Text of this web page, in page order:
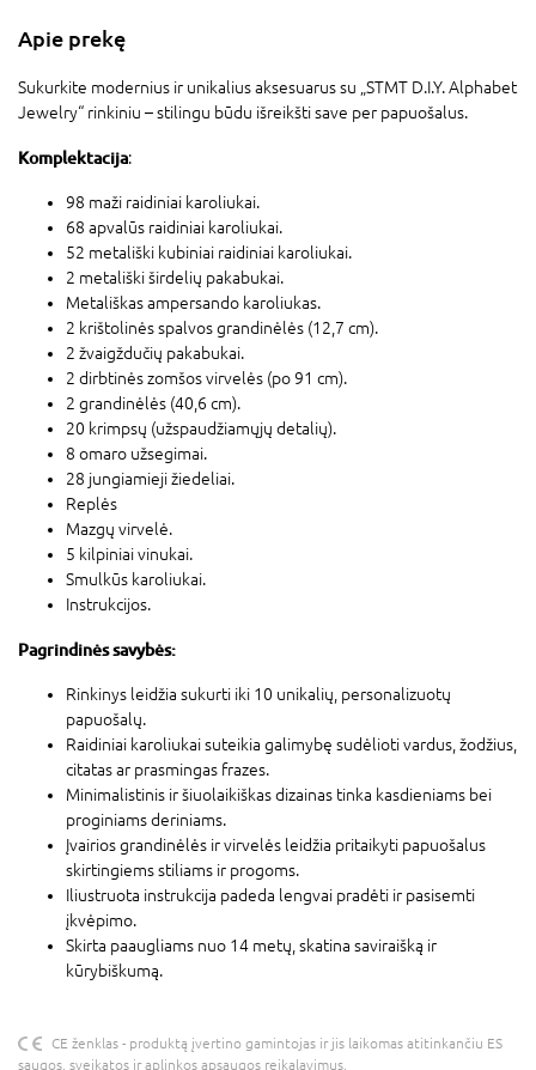
Apie prekę
Sukurkite modernius ir unikalius aksesuarus su „STMT D.I.Y. Alphabet
Jewelry“ rinkiniu – stilingu būdu išreikšti save per papuošalus.
Komplektacija:
98 maži raidiniai karoliukai.
68 apvalūs raidiniai karoliukai.
52 metališki kubiniai raidiniai karoliukai.
2 metališki širdelių pakabukai.
Metališkas ampersando karoliukas.
2 krištolinės spalvos grandinėlės (12,7 cm).
2 žvaigždučių pakabukai.
2 dirbtinės zomšos virvelės (po 91 cm).
2 grandinėlės (40,6 cm).
20 krimpsų (užspaudžiamųjų detalių).
8 omaro užsegimai.
28 jungiamieji žiedeliai.
Replės
Mazgų virvelė.
5 kilpiniai vinukai.
Smulkūs karoliukai.
Instrukcijos.
Pagrindinės savybės:
Rinkinys leidžia sukurti iki 10 unikalių, personalizuotų
papuošalų.
Raidiniai karoliukai suteikia galimybę sudėlioti vardus, žodžius,
citatas ar prasmingas frazes.
Minimalistinis ir šiuolaikiškas dizainas tinka kasdieniams bei
proginiams deriniams.
Įvairios grandinėlės ir virvelės leidžia pritaikyti papuošalus
skirtingiems stiliams ir progoms.
Iliustruota instrukcija padeda lengvai pradėti ir pasisemti
įkvėpimo.
Skirta paaugliams nuo 14 metų, skatina saviraišką ir
kūrybiškumą.
CE ženklas - produktą įvertino gamintojas ir jis laikomas atitinkančiu ES
saugos, sveikatos ir aplinkos apsaugos reikalavimus.